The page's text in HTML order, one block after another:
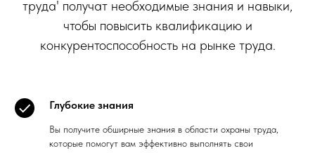
труда' получат необходимые знания и навыки,
чтобы повысить квалификацию и
конкурентоспособность на рынке труда.
Глубокие знания
Вы получите обширные знания в области охраны труда,
которые помогут вам эффективно выполнять свои